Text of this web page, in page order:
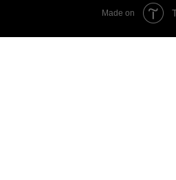
Made on